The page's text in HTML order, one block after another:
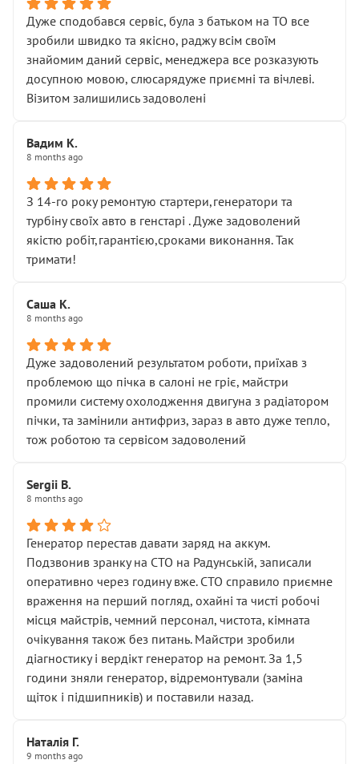
Дуже сподобався сервіс, була з батьком на ТО все
зробили швидко та якісно, раджу всім своїм
знайомим даний сервіс, менеджера все розказують
досупною мовою, слюсарядуже приємні та вічлеві.
Візитом залишились задоволені
Вадим К.
8 months ago
З 14-го року ремонтую стартери,генератори та
турбіну своїх авто в генстарі . Дуже задоволений
якістю робіт,гарантією,сроками виконання. Так
тримати!
Саша К.
8 months ago
Дуже задоволений результатом роботи, приїхав з
проблемою що пічка в салоні не гріє, майстри
промили систему охолодження двигуна з радіатором
пічки, та замінили антифриз, зараз в авто дуже тепло,
тож роботою та сервісом задоволений
Sergii B.
8 months ago
Генератор перестав давати заряд на аккум.
Подзвонив зранку на СТО на Радунській, записали
оперативно через годину вже. СТО справило приємне
враження на перший погляд, охайні та чисті робочі
місця майстрів, чемний персонал, чистота, кімната
очікування також без питань. Майстри зробили
діагностику і вердікт генератор на ремонт. За 1,5
години зняли генератор, відремонтували (заміна
щіток і підшипників) и поставили назад.
Наталія Г.
9 months ago